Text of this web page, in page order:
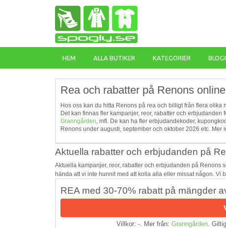
HEM ALLA BUTIKER KATEGORIER
Rea och rabatter på Renons online
Hos oss kan du hitta Renons på rea och billigt från flera
Det kan finnas fler kampanjer, reor, rabatter och
Granngården, mfl. De kan ha fler erbjudandekoder,
Renons under augusti, september och oktober 2026 etc.
Aktuella rabatter och erbjudanden på
Aktuella kampanjer, reor, rabatter och erbjudanden på
hända att vi inte hunnit med att kolla alla eller missat någon. Vi
REA med 30-70% rabatt på mängder
Villkor: -. Mer från: Granngården .